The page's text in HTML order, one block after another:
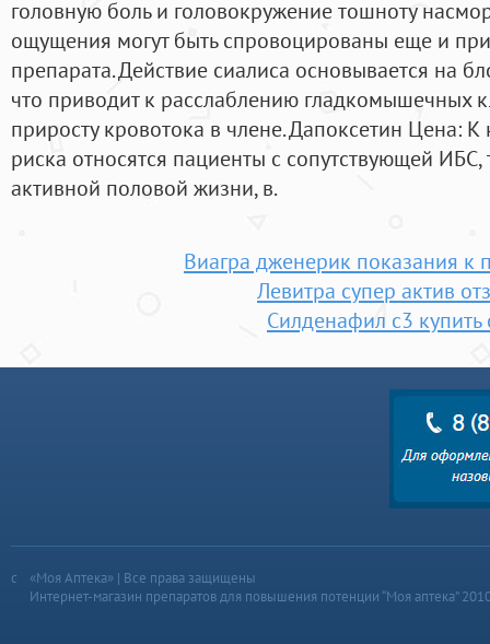
головную боль и головокружение тошноту
ощущения могут быть спровоцированы еще и
препарата. Действие сиалиса основывается на
что приводит к расслаблению гладкомышечных
приросту кровотока в члене. Дапоксетин Цена:
риска относятся пациенты с сопутствующей
активной половой жизни, в.
Виагра дженерик показания к
Левитра супер актив
Силденафил с3 купить
«Моя Аптека» | Все права защищены
Интернет-магазин препаратов для повышения потенции “Моя аптека”